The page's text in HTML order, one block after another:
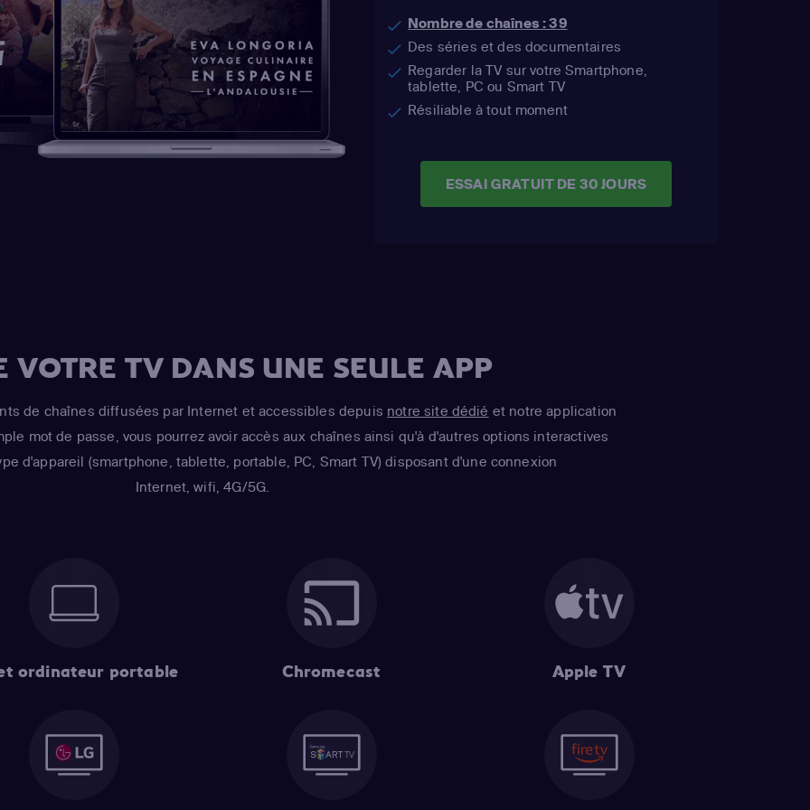
Nombre de chaînes : 39
Des séries et des documentaires
Regarder la TV sur votre Smartphone,
tablette, PC ou Smart TV
Résiliable à tout moment
ESSAI GRATUIT DE 30 JOURS
VOTRE TV DANS UNE SEULE APP
de chaînes diffusées par Internet et accessibles depuis notre site dédié et notre application
mot de passe, vous pourrez avoir accès aux chaînes ainsi qu'à d'autres options interactives
d'appareil (smartphone, tablette, portable, PC, Smart TV) disposant d'une connexion
Internet, wifi, 4G/5G.
ordinateur portable Chromecast Apple TV